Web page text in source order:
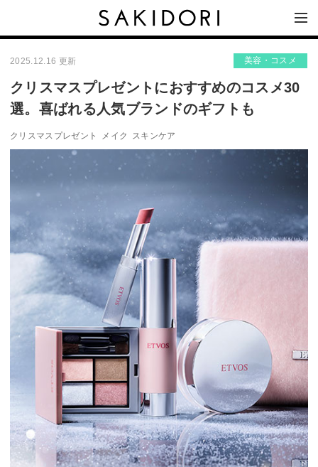
2025.12.16 更新 美容・コスメ
クリスマスプレゼントにおすすめのコスメ30
選。喜ばれる人気ブランドのギフトも
クリスマスプレゼント メイク スキンケア